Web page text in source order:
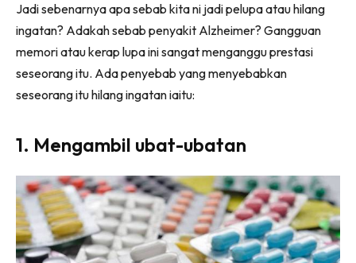
Jadi sebenarnya apa sebab kita ni jadi pelupa atau hilang
ingatan? Adakah sebab penyakit Alzheimer? Gangguan
memori atau kerap lupa ini sangat menganggu prestasi
seseorang itu. Ada penyebab yang menyebabkan
seseorang itu hilang ingatan iaitu:
1. Mengambil ubat-ubatan